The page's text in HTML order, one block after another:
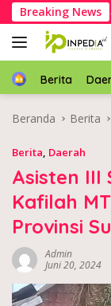
Langsung
ke
konten
Breaking News
Asal Mubar
HomeBerita
Beranda Berita
Berita, Daerah
Asisten III
Kafilah
Provinsi
Admin
Juni 20, 2024